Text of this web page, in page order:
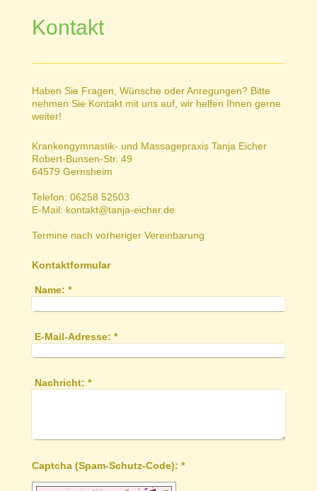
Kontakt
Haben Sie Fragen, Wünsche oder Anregungen? Bitte
nehmen Sie Kontakt mit uns auf, wir helfen Ihnen gerne
weiter!
Krankengymnastik- und Massagepraxis Tanja Eicher
Robert-Bunsen-Str. 49
64579 Gernsheim
Telefon: 06258 52503
E-Mail: kontakt@tanja-eicher.de
Termine nach vorheriger Vereinbarung
Kontaktformular
Name: *
E-Mail-Adresse: *
Nachricht: *
Captcha (Spam-Schutz-Code): *